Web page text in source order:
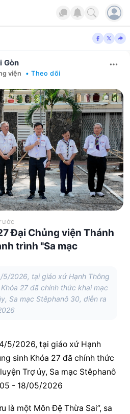
Gòn
viện • Theo dõi
Đại Chủng viện Thánh
trình "Sa mạc
5/2026, tại giáo xứ Hạnh Thông
27 đã chính thức khai mạc
Sa mạc Stêphanô 30, diễn ra
5/2026, tại giáo xứ Hạnh
sinh Khóa 27 đã chính thức
Trợ úy, Sa mạc Stêphanô
- 18/05/2026
là một Môn Đệ Thừa Sai”, sa